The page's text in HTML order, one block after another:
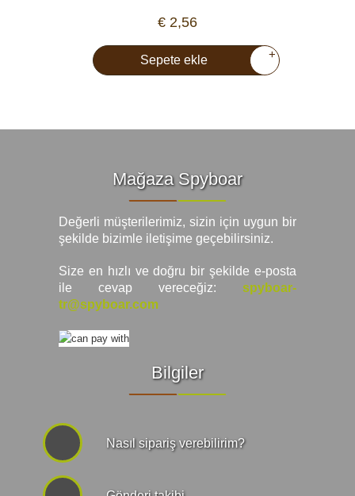
€ 2,56
Sepete ekle +
Mağaza Spyboar
Değerli müşterilerimiz, sizin için uygun bir
şekilde bizimle iletişime geçebilirsiniz.
Size en hızlı ve doğru bir şekilde e-posta
ile cevap vereceğiz:
spyboar-
tr@spyboar.com
Bilgiler
Nasıl sipariş verebilirim?